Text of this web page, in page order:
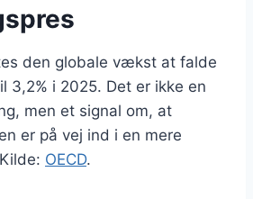
den globale vækst at falde
3,2% i 2025. Det er ikke en
men et signal om, at
er på vej ind i en mere
OECD.